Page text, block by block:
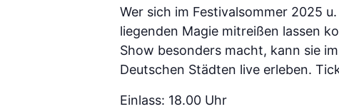
Wer sich im Festivalsommer 2025
liegenden Magie mitreißen lassen
Show besonders macht, kann sie
Deutschen Städten live erleben.
Einlass: 18.00 Uhr